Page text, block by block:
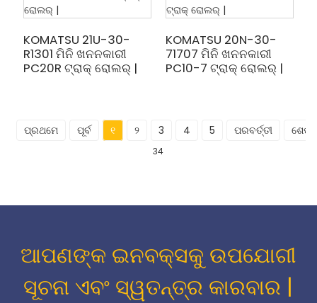
KOMATSU 21U-30-
R1301 ମିନି ଖନନକାରୀ
PC20R ଟ୍ରାକ୍ ରୋଲର୍ |
KOMATSU 20N-30-
71707 ମିନି ଖନନକାରୀ
PC10-7 ଟ୍ରାକ୍ ରୋଲର୍ |
ପ୍ରଥମେ ପୂର୍ବ ୧ ୨ 3 4 5 ପରବର୍ତ୍ତୀ ଶେଷ
34
ଆପଣଙ୍କ ଇନବକ୍ସକୁ ଉପଯୋଗୀ
ସୂଚନା ଏବଂ ସ୍ୱତନ୍ତ୍ର କାରବାର |